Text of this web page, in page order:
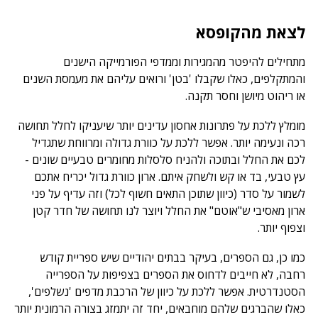
לצאת מהקופסא
מתחילים להיפטר מהמגירות וממדפי הפורמייקה הישנים
והמתקלפים, כאלו שקבלו 'בטן' ורואים עליהם את מעמסת השנים
או ריהוט מיושן וחסר תקנה.
מומלץ ללכת על פתרונות אחסון עדינים יותר שיעניקו לחלל תחושה
רכה ונעימה יותר. אפשר ללכת על כוורת גדולה ומרווחת שתגדיל
לכם את החלל ובתוכה ולהניח סלסלות מחומרים טבעיים שונים -
עץ טבעי, בד או קש ולשחק איתם. ארון כוורת גדול יכריח אתכם
לשמור על סדר (כיוון שתוכן התאים חשוף לכל) וזה עדיף על פני
ארון מאסיבי ש"אוטם" את החלל ויוצר לנו תחושה של חדר קטן
וצפוף יותר.
כמו כן, גם הספרים, בעיקר בבתים יהודיים שיש ספריית קודש
רחבה, לא חייבים לדחוס את הספרים בצפיפות על הספרייה
הסטנדרטית. אפשר ללכת על כיוון של הרכבת מדפים 'נשלפים',
כאלו שהברגים שלהם מוחבאים, יחד זה יתמזג בצורה הרמונית יותר